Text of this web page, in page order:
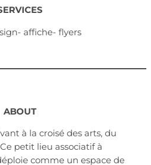
affiche- flyers
ABOUT
à la croisé des arts, du
petit lieu associatif à
comme un espace de